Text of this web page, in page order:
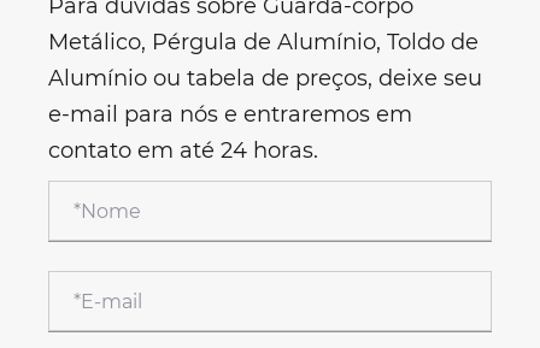
Para dúvidas sobre Guarda-corpo
Metálico, Pérgula de Alumínio, Toldo de
Alumínio ou tabela de preços, deixe seu
e-mail para nós e entraremos em
contato em até 24 horas.